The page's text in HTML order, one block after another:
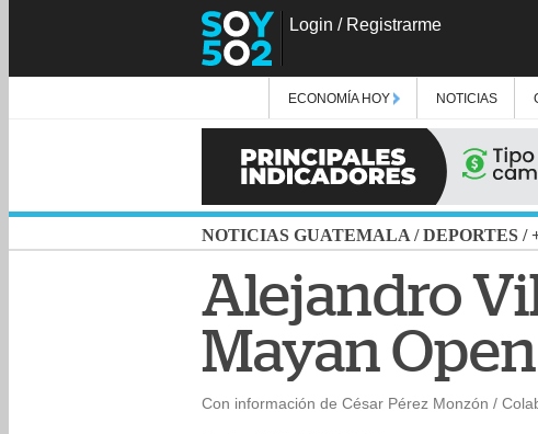
Login / Registrarme
ECONOMÍA HOY NOTICIAS
NOTICIAS GUATEMALA /DEPORTES /
Alejandro
Mayan
Con información de César Pérez Monzón /